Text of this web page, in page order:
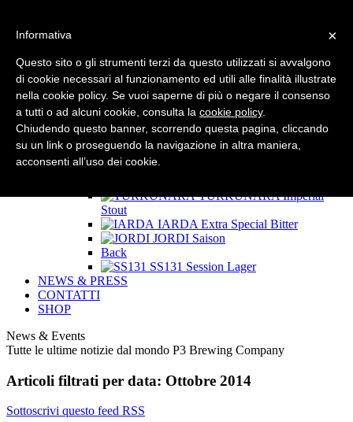
HOME
LE BIRRE P3
Back
SPEED Golden Ale
RIFF Session White IPA
100 NODI Double IPA
West Coast Sardinia
Coast IPA
Back
TURKUNARA Imperial
Stout
IARDA Extra Special Bitter
JORDI Saison
Back
SS131 Session Lager
NEWS & PRESS
CONTATTI
SHOP
News & Events
Tutte le ultime notizie dal mondo P3 Brewing Company
Articoli filtrati per data: Ottobre 2014
Sottoscrivi questo feed RSS
×
Informativa
Questo sito o gli strumenti terzi da questo utilizzati si avvalgono
di cookie necessari al funzionamento ed utili alle finalità illustrate
nella cookie policy. Se vuoi saperne di più o negare il consenso
a tutti o ad alcuni cookie, consulta la cookie policy.
Chiudendo questo banner, scorrendo questa pagina, cliccando
su un link o proseguendo la navigazione in altra maniera,
acconsenti all’uso dei cookie.